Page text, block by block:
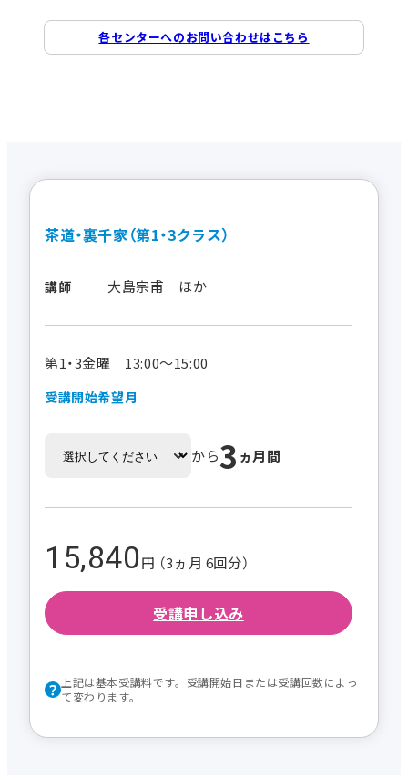
各センターへのお問い合わせはこちら
茶道・裏千家（第1・3クラス）
講師 大島宗甫 ほか
第1・3金曜 13:00～15:00
受講開始希望月
から3 ヵ月間
15,840円 （3ヵ月 6回分）
受講申し込み
上記は基本受講料です。受講開始日または受講回数によっ
て変わります。